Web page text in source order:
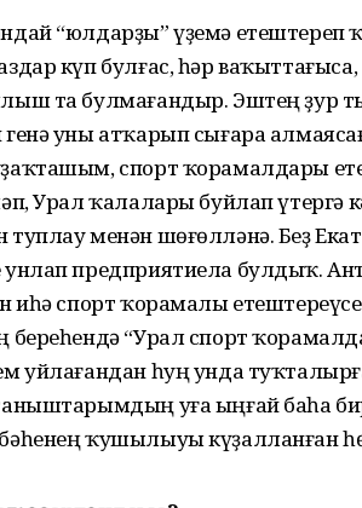
“юлдарҙы” үҙемә етештереп
күп булғас, һәр
та булмағандыр. Эштең ҙур
уны атҡарып сығара
спорт ҡорамалдары
Урал ҡалалары буйлап үтергә
туплау менән шөғөлләнә. Беҙ
унлап предприятиела булдыҡ.
иһә спорт ҡорамалы
береһендә “Урал спорт
уйлағандан һуң унда
уға ыңғай баһа
ҡушылыуы күҙалланған